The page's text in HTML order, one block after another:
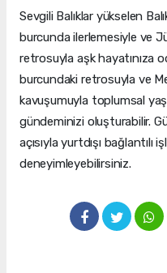
Sevgili Balıklar yükselen
burcunda ilerlemesiyle ve
retrosuyla aşk hayatınıza
burcundaki retrosuyla ve
kavuşumuyla toplumsal
gündeminizi oluşturabilir.
açısıyla yurtdışı bağlantılı
deneyimleyebilirsiniz.